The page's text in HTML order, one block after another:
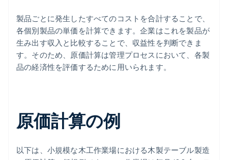
製品ごとに発生したすべてのコストを合計することで、
各個別製品の単価を計算できます。企業はこれを製品が
生み出す収入と比較することで、収益性を判断できま
す。そのため、原価計算は管理プロセスにおいて、各製
品の経済性を評価するために用いられます。
原価計算の例
以下は、小規模な木工作業場における木製テーブル製造